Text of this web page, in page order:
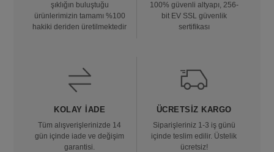
şıklığın buluştuğu
ürünlerimizin tamamı %100
hakiki deriden üretilmektedir
100% güvenli altyapı, 256-
bit EV SSL güvenlik
sertifikası
KOLAY İADE
Tüm alışverişlerinizde 14
gün içinde iade ve değişim
garantisi.
ÜCRETSIZ KARGO
Siparişleriniz 1-3 iş günü
içinde teslim edilir. Üstelik
ücretsiz!